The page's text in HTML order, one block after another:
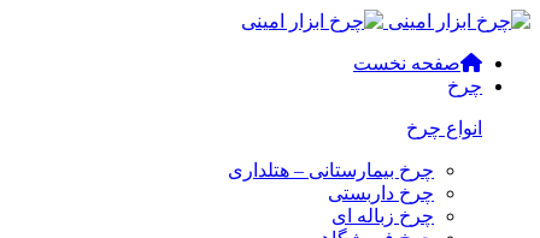
صفحه نخست
چرخ
انواع چرخ
چرخ بیمارستانی – هتلداری
چرخ داربستی
چرخ زباله ای